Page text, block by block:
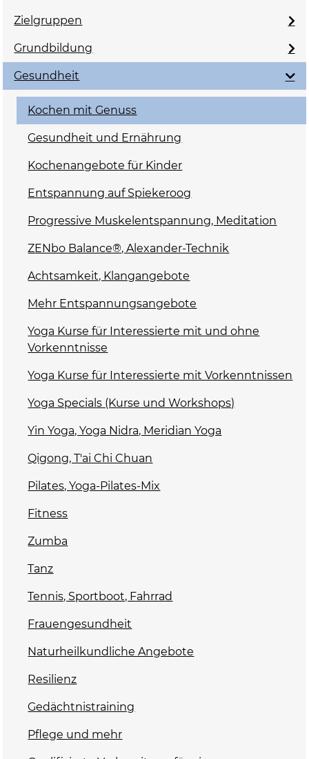
Zielgruppen
Grundbildung
Gesundheit
Kochen mit Genuss
Gesundheit und Ernährung
Kochenangebote für Kinder
Entspannung auf Spiekeroog
Progressive Muskelentspannung, Meditation
ZENbo Balance®, Alexander-Technik
Achtsamkeit, Klangangebote
Mehr Entspannungsangebote
Yoga Kurse für Interessierte mit und ohne
Vorkenntnisse
Yoga Kurse für Interessierte mit Vorkenntnissen
Yoga Specials (Kurse und Workshops)
Yin Yoga, Yoga Nidra, Meridian Yoga
Qigong, T'ai Chi Chuan
Pilates, Yoga-Pilates-Mix
Fitness
Zumba
Tanz
Tennis, Sportboot, Fahrrad
Frauengesundheit
Naturheilkundliche Angebote
Resilienz
Gedächtnistraining
Pflege und mehr